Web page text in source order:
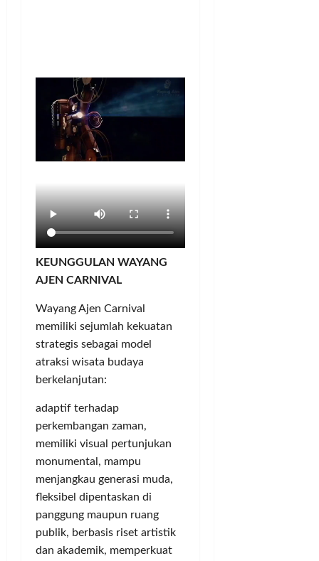
KEUNGGULAN WAYANG
AJEN CARNIVAL
Wayang Ajen Carnival
memiliki sejumlah kekuatan
strategis sebagai model
atraksi wisata budaya
berkelanjutan:
adaptif terhadap
perkembangan zaman,
memiliki visual pertunjukan
monumental, mampu
menjangkau generasi muda,
fleksibel dipentaskan di
panggung maupun ruang
publik, berbasis riset artistik
dan akademik, memperkuat